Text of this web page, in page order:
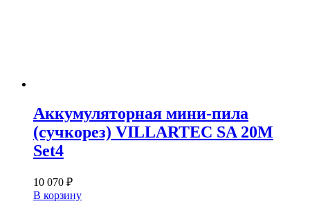
Аккумуляторная мини-пила
(сучкорез) VILLARTEC SA 20M
Set4
10 070 ₽
В корзину